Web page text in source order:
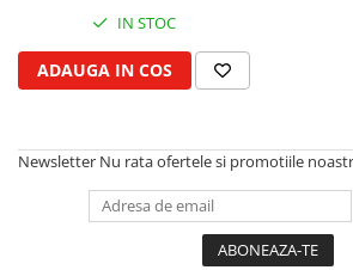
Racire motor
Curele ventilator
Furtunuri radiator
Pompe apa
Bloc hidraulic monobloc
Bucsa, inel, oring, piese arbore
Cablu hidraulic, piese
IN STOC
ADAUGA IN COS
Newsletter Nu rata ofertele si promotiile